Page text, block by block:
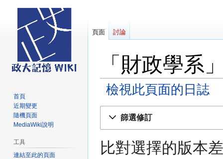
「財政學系
檢視此頁面的日誌
覽尋
篩選修訂
比對選擇的版本
頁面 討論
首頁
近期變更
隨機頁面
MediaWiki說明
工具
連結至此的頁面